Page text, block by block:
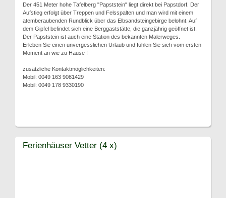
Der 451 Meter hohe Tafelberg "Papststein" liegt direkt bei Papstdorf. Der
Aufstieg erfolgt über Treppen und Felsspalten und man wird mit einem
atemberaubenden Rundblick über das Elbsandsteingebirge belohnt. Auf
dem Gipfel befindet sich eine Berggaststätte, die ganzjährig geöffnet ist.
Der Papststein ist auch eine Station des bekannten Malerweges.
Erleben Sie einen unvergesslichen Urlaub und fühlen Sie sich vom ersten
Moment an wie zu Hause !
zusätzliche Kontaktmöglichkeiten:
Mobil: 0049 163 9081429
Mobil: 0049 178 9330190
Ferienhäuser Vetter (4 x)